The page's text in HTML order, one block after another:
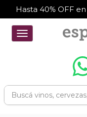
Hasta 40% OFF
Toggle
navigation